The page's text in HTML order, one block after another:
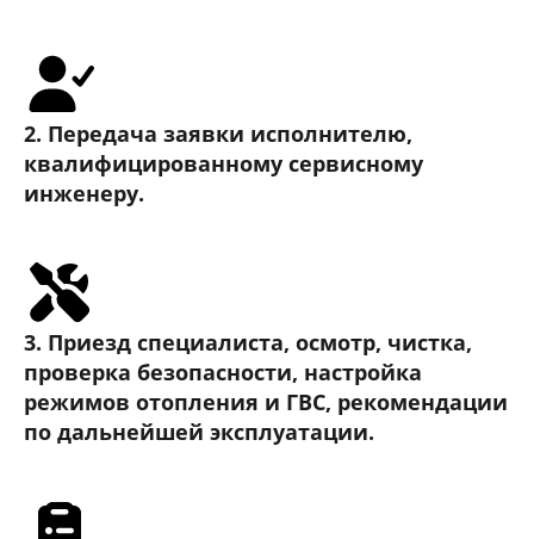
2. Передача заявки исполнителю,
квалифицированному сервисному
инженеру.
3. Приезд специалиста, осмотр, чистка,
проверка безопасности, настройка
режимов отопления и ГВС, рекомендации
по дальнейшей эксплуатации.